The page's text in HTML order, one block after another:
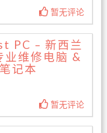
暂无评论
PC – 新西兰
业维修电脑 &
笔记本
暂无评论